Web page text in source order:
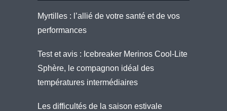
Myrtilles : l’allié de votre santé et de vos
performances
Test et avis : Icebreaker Merinos Cool-Lite
Sphère, le compagnon idéal des
températures intermédiaires
Les difficultés de la saison estivale